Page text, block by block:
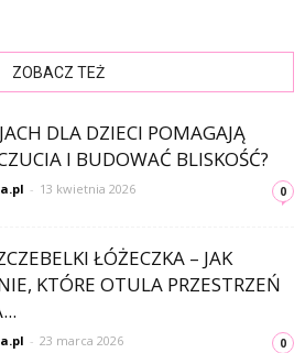
ZOBACZ TEŻ
DLA DZIECI POMAGAJĄ
I BUDOWAĆ BLISKOŚĆ?
- 13 kwietnia 2026 0
ŁÓŻECZKA – JAK
KTÓRE OTULA PRZESTRZEŃ
- 23 marca 2026 0